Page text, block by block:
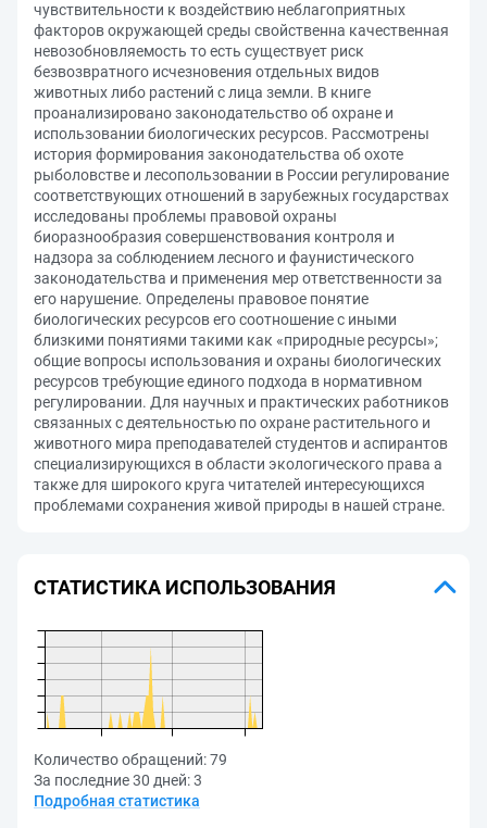
чувствительности к воздействию неблагоприятных
факторов окружающей среды свойственна качественная
невозобновляемость то есть существует риск
безвозвратного исчезновения отдельных видов
животных либо растений с лица земли. В книге
проанализировано законодательство об охране и
использовании биологических ресурсов. Рассмотрены
история формирования законодательства об охоте
рыболовстве и лесопользовании в России регулирование
соответствующих отношений в зарубежных государствах
исследованы проблемы правовой охраны
биоразнообразия совершенствования контроля и
надзора за соблюдением лесного и фаунистического
законодательства и применения мер ответственности за
его нарушение. Определены правовое понятие
биологических ресурсов его соотношение с иными
близкими понятиями такими как «природные ресурсы»;
общие вопросы использования и охраны биологических
ресурсов требующие единого подхода в нормативном
регулировании. Для научных и практических работников
связанных с деятельностью по охране растительного и
животного мира преподавателей студентов и аспирантов
специализирующихся в области экологического права а
также для широкого круга читателей интересующихся
проблемами сохранения живой природы в нашей стране.
СТАТИСТИКА ИСПОЛЬЗОВАНИЯ
Количество обращений:79
За последние 30 дней:3
Подробная статистика